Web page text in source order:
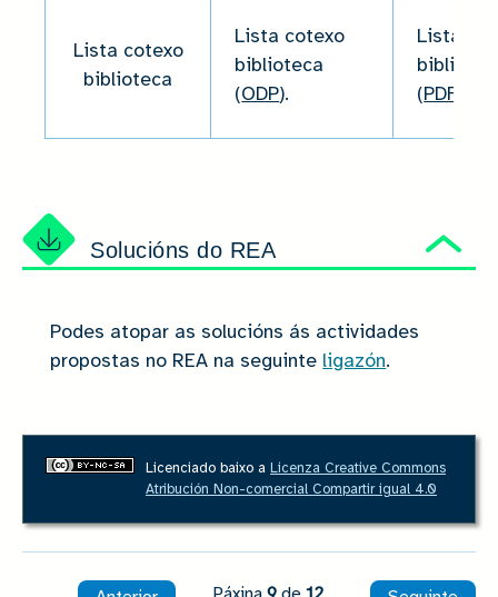
Lista cotexo
biblioteca
Lista cotexo
biblioteca
(ODP).
Lista
(PDF
Solucións do REA
Podes atopar as solucións ás actividades
propostas no REA na seguinte ligazón.
Licenciado baixo a Licenza Creative Commons
Atribución Non-comercial Compartir igual 4.0